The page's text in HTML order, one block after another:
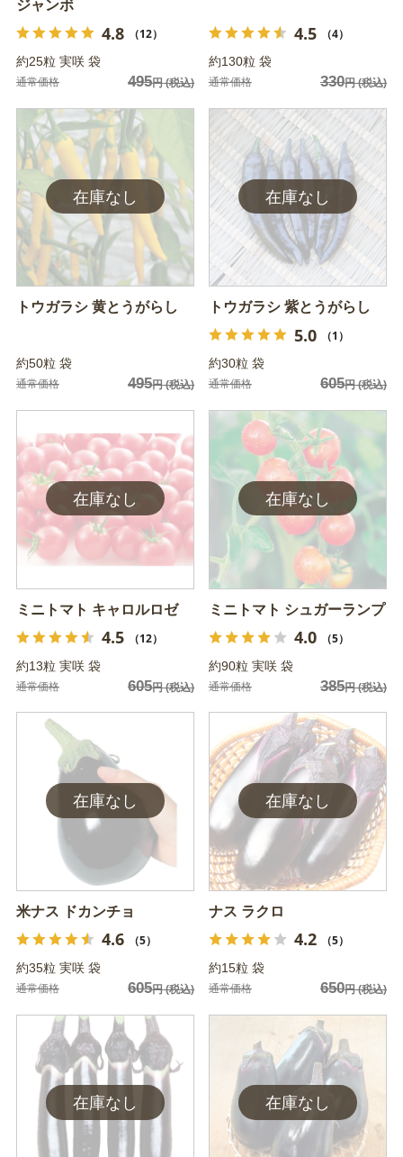
ジャンボ
4.8 （12）
約25粒 実咲 袋
通常価格 495円(税込)
4.5 （4）
約130粒 袋
通常価格 330円(税込)
トウガラシ 黄とうがらし
約50粒 袋
通常価格 495円(税込)
トウガラシ 紫とうがらし
5.0 （1）
約30粒 袋
通常価格 605円(税込)
ミニトマト キャロルロゼ
4.5 （12）
約13粒 実咲 袋
通常価格 605円(税込)
ミニトマト シュガーランプ
4.0 （5）
約90粒 実咲 袋
通常価格 385円(税込)
米ナス ドカンチョ
4.6 （5）
約35粒 実咲 袋
通常価格 605円(税込)
ナス ラクロ
4.2 （5）
約15粒 袋
通常価格 650円(税込)